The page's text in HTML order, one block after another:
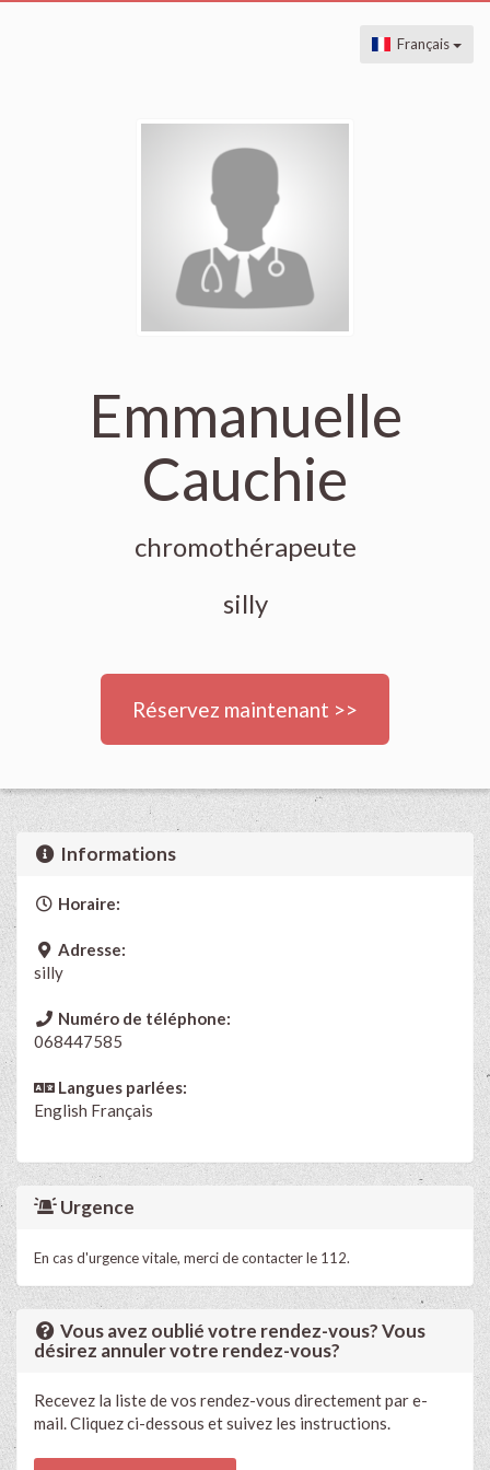
Français
Emmanuelle
Cauchie
chromothérapeute
silly
Réservez maintenant >>
Informations
Horaire:
Adresse:
silly
Numéro de téléphone:
068447585
Langues parlées:
English Français
Urgence
En cas d'urgence vitale, merci de contacter le 112.
Vous avez oublié votre rendez-vous? Vous
désirez annuler votre rendez-vous?
Recevez la liste de vos rendez-vous directement par e-
mail. Cliquez ci-dessous et suivez les instructions.